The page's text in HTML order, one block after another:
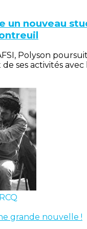
un nouveau
Polyson
ses activités